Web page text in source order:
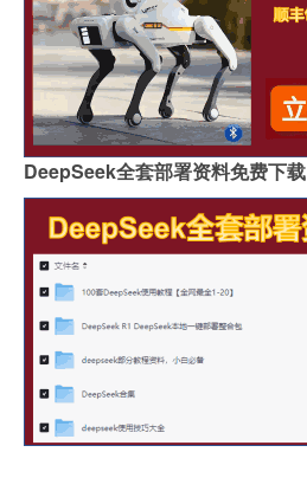
DeepSeek全套部署资料免费下载